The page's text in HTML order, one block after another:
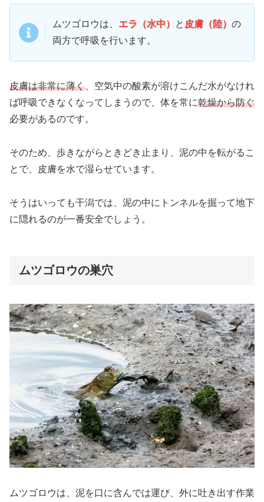
ムツゴロウは、 エラ（水中） と 皮膚（陸） の
両方で呼吸を行います。
皮膚は非常に薄く 、空気中の酸素が溶けこんだ水がなけれ
ば呼吸できなくなってしまうので、体を常に乾燥から防ぐ
必要があるのです。
そのため、歩きながらときどき止まり、泥の中を転がるこ
とで、皮膚を水で湿らせています。
そうはいっても干潟では、泥の中にトンネルを掘って地下
に隠れるのが一番安全でしょう。
ムツゴロウの巣穴
ムツゴロウは、泥を口に含んでは運び、外に吐き出す作業